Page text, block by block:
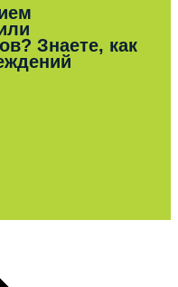
Знаете, как